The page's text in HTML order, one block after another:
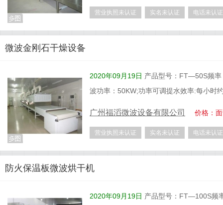
营业执照未认证 实名未认证 电话未认证
微波金刚石干燥设备
2020年09月19日 产品型号：FT—50S频率
波功率：50KW;功率可调提水效率:每小时
广州福滔微波设备有限公司 价格：
营业执照未认证 实名未认证 电话未认证
防火保温板微波烘干机
2020年09月19日 产品型号：FT—100S频